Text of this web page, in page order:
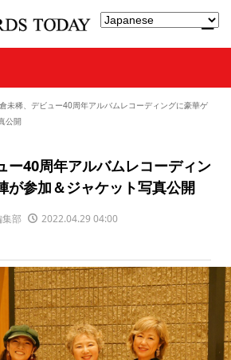
未稀、デビュー40周年アルバムレコーディングに豪華ゲ
公開
ー40周年アルバムレコーディン
が参加＆ジャケット写真公開
集部 2022.04.29 04:00